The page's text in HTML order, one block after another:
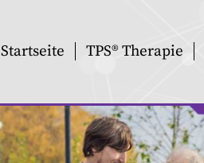
Startseite TPS® Therapie